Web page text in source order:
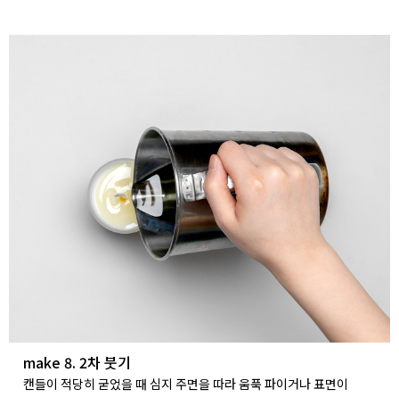
make 8. 2차 붓기
캔들이 적당히 굳었을 때 심지 주면을 따라 움푹 파이거나 표면이